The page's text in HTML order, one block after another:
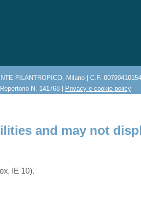
FILANTROPICO, Milano | C.F. 00799410154
N. 141768 |
Privacy e cookie policy
and may not
IE 10).